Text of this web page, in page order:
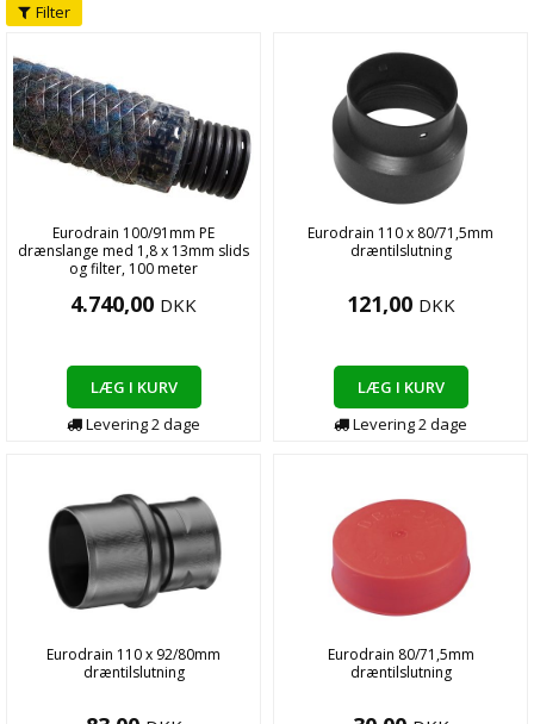
Filter
Eurodrain 100/91mm PE
drænslange med 1,8 x 13mm slids
og filter, 100 meter
4.740,00 DKK
LÆG I KURV
Levering2dage
Eurodrain 110 x 80/71,5mm
dræntilslutning
121,00 DKK
LÆG I KURV
Levering2dage
Eurodrain 110 x 92/80mm
dræntilslutning
Eurodrain 80/71,5mm
dræntilslutning